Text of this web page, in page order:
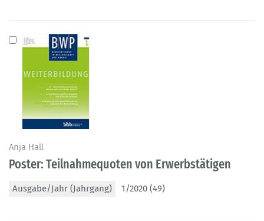
Anja Hall
Poster: Teilnahmequoten von Erwerbstätigen
Ausgabe/Jahr (Jahrgang) 1/2020 (49)